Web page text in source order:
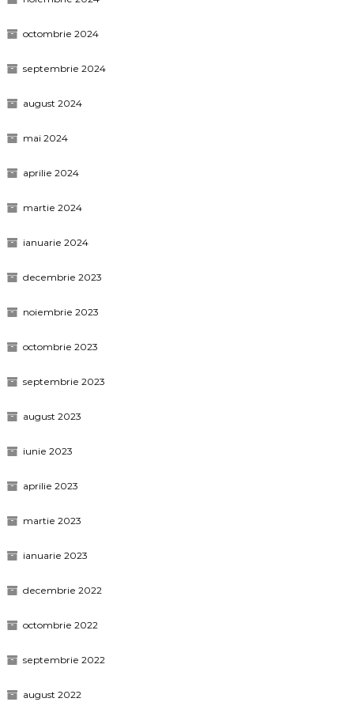
octombrie 2024
septembrie 2024
august 2024
mai 2024
aprilie 2024
martie 2024
ianuarie 2024
decembrie 2023
noiembrie 2023
octombrie 2023
septembrie 2023
august 2023
iunie 2023
aprilie 2023
martie 2023
ianuarie 2023
decembrie 2022
octombrie 2022
septembrie 2022
august 2022